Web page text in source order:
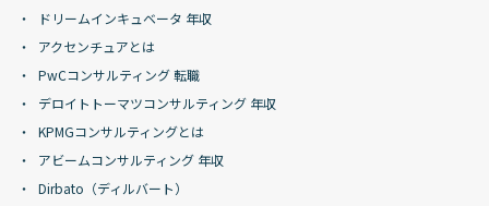
ドリームインキュベータ 年収
アクセンチュアとは
PwCコンサルティング 転職
デロイトトーマツコンサルティング 年収
KPMGコンサルティングとは
アビームコンサルティング 年収
Dirbato（ディルバート）